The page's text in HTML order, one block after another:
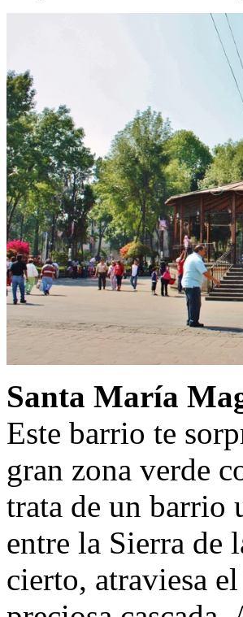
Santa María
Este barrio te
gran zona verde
trata de un barrio
entre la Sierra de
cierto, atraviesa